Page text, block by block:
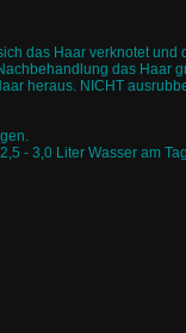
das Haar verknotet
das Haar
heraus. NICHT
- 3,0 Liter Wasser am